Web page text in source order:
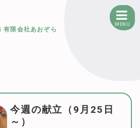
有限会社あおぞら
今週の献立（9月25日
～）
MENU